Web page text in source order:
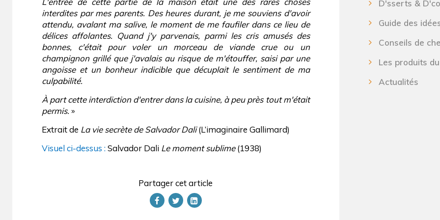
interdites par mes parents. Des heures durant, je me souviens d'avoir
attendu, avalant ma salive, le moment de me faufiler dans ce lieu de
délices affolantes. Quand j'y parvenais, parmi les cris amusés des
bonnes, c'était pour voler un morceau de viande crue ou un
champignon grillé que j'avalais au risque de m'étouffer, saisi par une
angoisse et un bonheur indicible que décuplait le sentiment de ma
culpabilité.
À part cette interdiction d'entrer dans la cuisine, à peu près tout m'était
permis.»
Extrait de La vie secrète de Salvador Dali(L’imaginaire Gallimard)
Visuel ci-dessus :Salvador Dali Le moment sublime(1938)
Partager cet article
D'sserts & D'co
Guide des
Conseils de
Les produits
Actualités